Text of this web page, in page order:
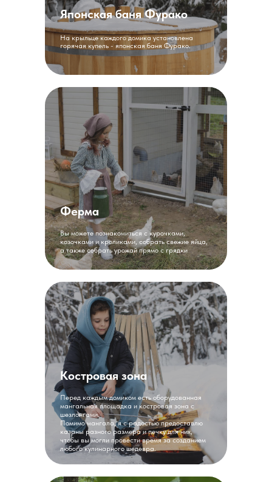
На крыльце каждого домика установлена
горячая купель - японская баня Фурако.
Ферма
Японская баня Фурако
Вы можете познакомиться с курочками,
козочками и кроликами, собрать свежие яйца,
а также собрать урожай прямо с грядки
Костровая зона
Перед каждым домиком есть оборудованная
мангальная площадка и костровая зона с
шезлонгами.
Помимо мангала, я с радостью предоставлю
казаны разного размера и печку для них,
чтобы вы могли провести время за созданием
любого кулинарного шедевра.